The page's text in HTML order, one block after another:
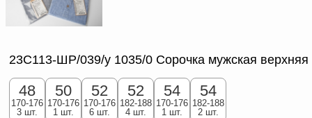
23С113-ШР/039/у 1035/0 Сорочка мужская верхняя
48
170-176
3 шт.
50
170-176
1 шт.
52
170-176
6 шт.
52
182-188
4 шт.
54
170-176
1 шт.
54
182-188
2 шт.